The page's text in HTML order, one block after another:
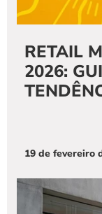
RETAIL
2026:
19 de fevereiro